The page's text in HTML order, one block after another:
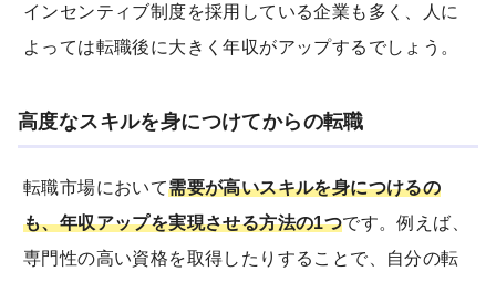
インセンティブ制度を採用している企業も多く、人に
よっては転職後に大きく年収がアップするでしょう。
高度なスキルを身につけてからの転職
転職市場において需要が高いスキルを身につけるの
も、年収アップを実現させる方法の1つです。例えば、
専門性の高い資格を取得したりすることで、自分の転